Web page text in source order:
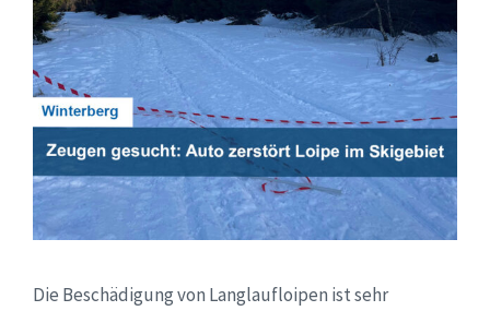
Die Beschädigung von Langlaufloipen ist sehr